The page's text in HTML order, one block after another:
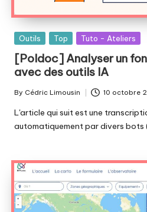
Posted
Outils Top Tuto - Ateliers
[Poldoc] Analyser un
avec des outils IA
Posted
by
By Cédric Limousin 10 octobre
Tags:
L'article qui suit est une
automatiquement par divers bots